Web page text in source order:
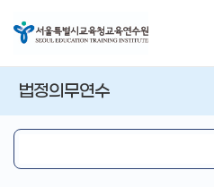
법정의무연수
심